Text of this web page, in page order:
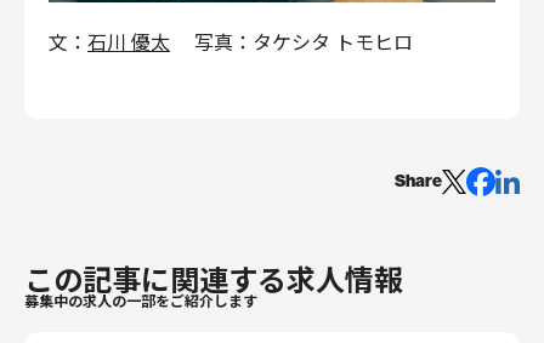
文： 石川 優太 写真：タケシタ トモヒロ
Share
この記事に関連する求人情報
募集中の求人の一部をご紹介します